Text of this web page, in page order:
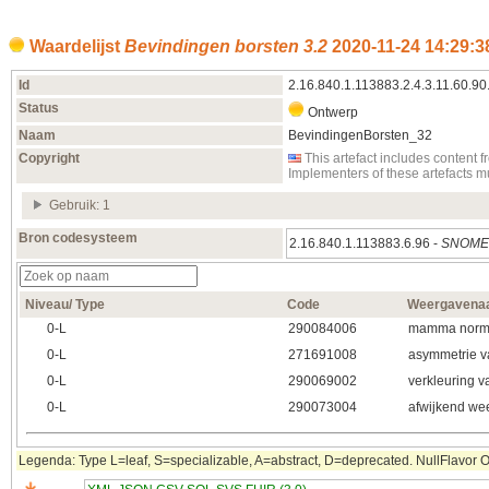
Waardelijst Bevindingen borsten 3.2 2020‑11‑24
Id
Status
Ontwerp
Naam
BevindingenBorsten_32
Copyright
This artefact includes content
Implementers of these artefacts
Gebruik: 1
Bron codesysteem 2.16.840.1.113883.6.96 -
Niveau/ Type Code
0‑L
290084006 mamma
0‑L
271691008 asymmetrie
0‑L
290069002 verkleuring
0‑L
290073004 afwijkend
Legenda: Type L=leaf, S=specializable, A=abstract, D=deprecated.